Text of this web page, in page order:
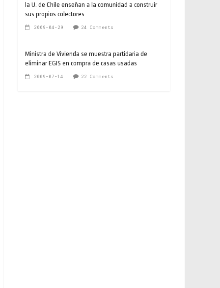
la U. de Chile enseñan a la comunidad a construir
sus propios colectores
2009-04-29 24 Comments
Ministra de Vivienda se muestra partidaria de
eliminar EGIS en compra de casas usadas
2009-07-14 22 Comments